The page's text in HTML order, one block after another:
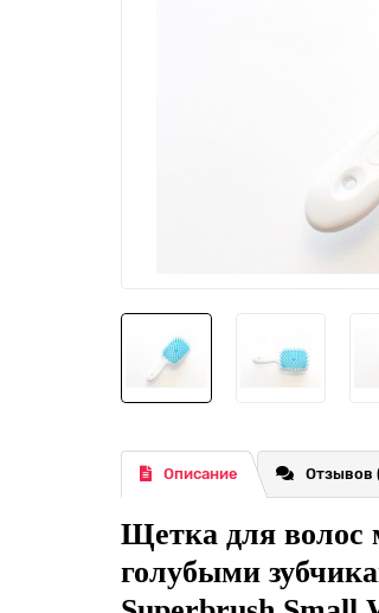
Описание Отзывов
Щетка для волос
голубыми